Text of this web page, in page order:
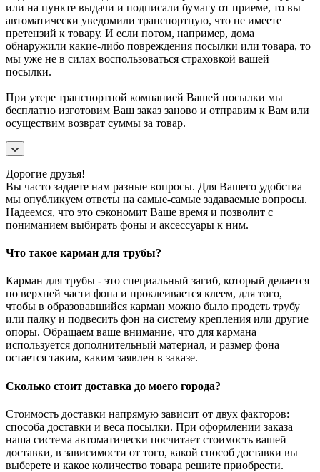
или на пункте выдачи и подписали бумагу от приеме, то вы
автоматически уведомили транспортную, что не имеете
претензий к товару. И если потом, например, дома
обнаружили какие-либо повреждения посылки или товара, то
мы уже не в силах воспользоваться страховкой вашей
посылки.
При утере транспортной компанией Вашей посылки мы
бесплатно изготовим Ваш заказ заново и отправим к Вам или
осуществим возврат суммы за товар.
Дорогие друзья!
Вы часто задаете нам разные вопросы. Для Вашего удобства
мы опубликуем ответы на самые-самые задаваемые вопросы.
Надеемся, что это сэкономит Ваше время и позволит с
пониманием выбирать фоны и аксессуары к ним.
Что такое карман для трубы?
Карман для трубы - это специальный загиб, который делается
по верхней части фона и проклеивается клеем, для того,
чтобы в образовавшийся карман можно было продеть трубу
или палку и подвесить фон на систему крепления или другие
опоры. Обращаем ваше внимание, что для кармана
используется дополнительный материал, и размер фона
остается таким, каким заявлен в заказе.
Сколько стоит доставка до моего города?
Стоимость доставки напрямую зависит от двух факторов:
способа доставки и веса посылки. При оформлении заказа
наша система автоматически посчитает стоимость вашей
доставки, в зависимости от того, какой способ доставки вы
выберете и какое количество товара решите приобрести.